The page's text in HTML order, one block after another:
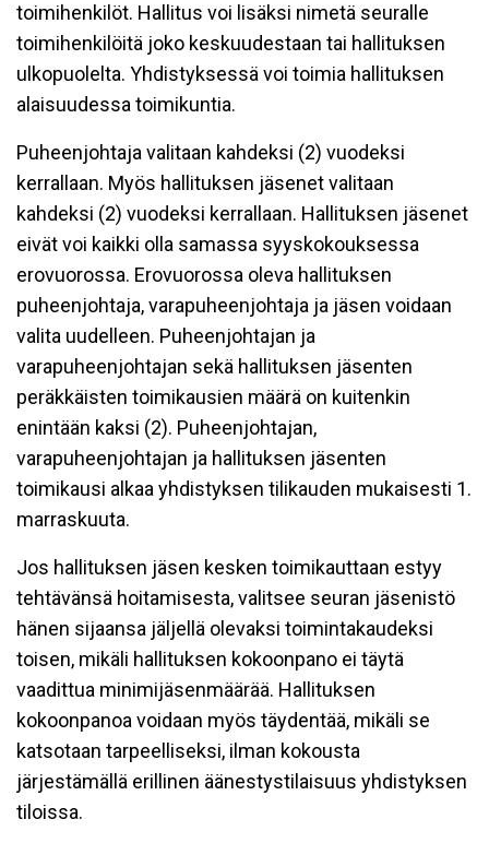
toimihenkilöt. Hallitus voi lisäksi nimetä seuralle
toimihenkilöitä joko keskuudestaan tai hallituksen
ulkopuolelta. Yhdistyksessä voi toimia hallituksen
alaisuudessa toimikuntia.
Puheenjohtaja valitaan kahdeksi (2) vuodeksi
kerrallaan. Myös hallituksen jäsenet valitaan
kahdeksi (2) vuodeksi kerrallaan. Hallituksen jäsenet
eivät voi kaikki olla samassa syyskokouksessa
erovuorossa. Erovuorossa oleva hallituksen
puheenjohtaja, varapuheenjohtaja ja jäsen voidaan
valita uudelleen. Puheenjohtajan ja
varapuheenjohtajan sekä hallituksen jäsenten
peräkkäisten toimikausien määrä on kuitenkin
enintään kaksi (2). Puheenjohtajan,
varapuheenjohtajan ja hallituksen jäsenten
toimikausi alkaa yhdistyksen tilikauden mukaisesti 1.
marraskuuta.
Jos hallituksen jäsen kesken toimikauttaan estyy
tehtävänsä hoitamisesta, valitsee seuran jäsenistö
hänen sijaansa jäljellä olevaksi toimintakaudeksi
toisen, mikäli hallituksen kokoonpano ei täytä
vaadittua minimijäsenmäärää. Hallituksen
kokoonpanoa voidaan myös täydentää, mikäli se
katsotaan tarpeelliseksi, ilman kokousta
järjestämällä erillinen äänestystilaisuus yhdistyksen
tiloissa.